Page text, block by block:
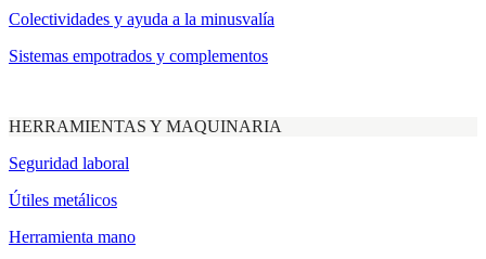
Colectividades y ayuda a la minusvalía
Sistemas empotrados y complementos
HERRAMIENTAS Y MAQUINARIA
Seguridad laboral
Útiles metálicos
Herramienta mano